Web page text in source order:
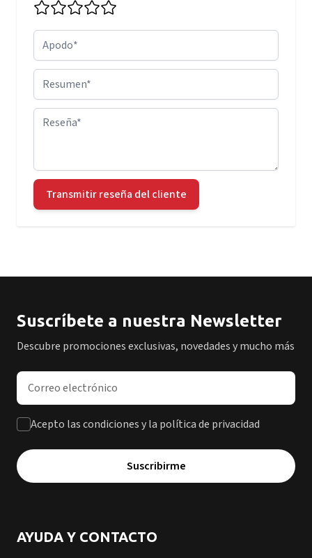
Apodo
Resumen
Reseña
Transmitir reseña del cliente
Suscríbete a nuestra Newsletter
Descubre promociones exclusivas, novedades y mucho más
Dirección de correo electrónico
Acepto las condiciones y la política de privacidad
Suscribirme
AYUDA Y CONTACTO